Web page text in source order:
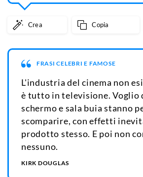
Crea Copia
FRASI CELEBRI E FAMOSE
L'industria del cinema non
è tutto in televisione. Voglio
schermo e sala buia stanno
scomparire, con effetti
prodotto stesso. E poi non
nessuno.
KIRK DOUGLAS